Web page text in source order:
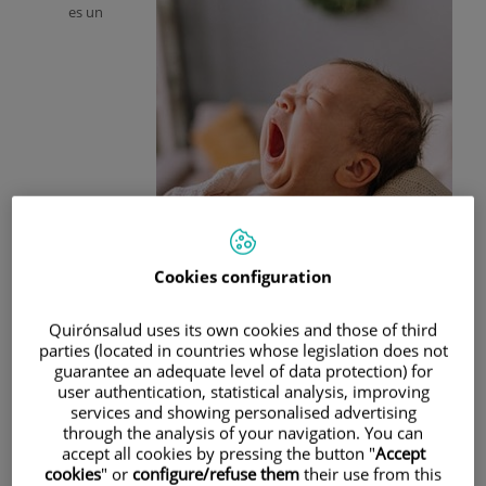
es un
comportamiento intrigante y universal que todos
Cookies configuration
Quirónsalud uses its own cookies and those of third
parties (located in countries whose legislation does not
guarantee an adequate level of data protection) for
user authentication, statistical analysis, improving
services and showing personalised advertising
through the analysis of your navigation. You can
accept all cookies by pressing the button "Accept
cookies" or configure/refuse them their use from this